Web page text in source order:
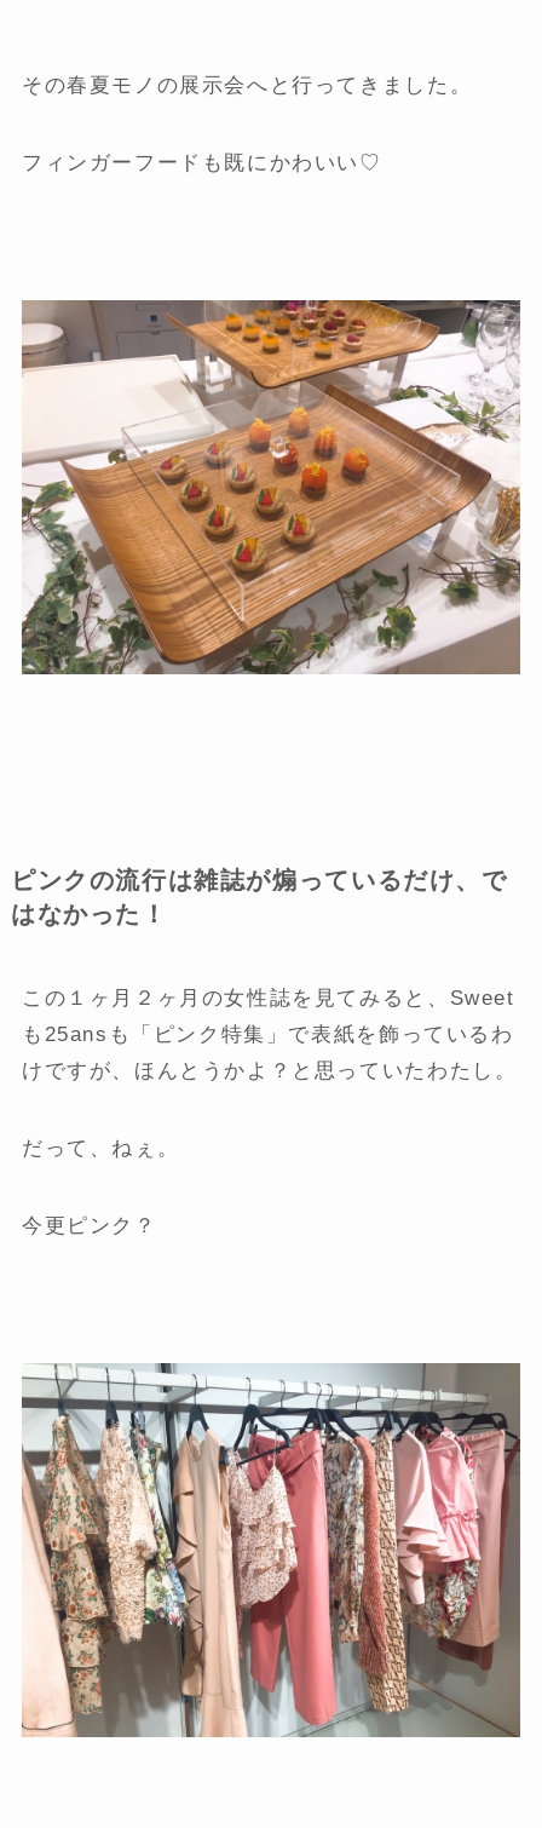
その春夏モノの展示会へと行ってきました。
フィンガーフードも既にかわいい♡
ピンクの流行は雑誌が煽っているだけ、で
はなかった！
この１ヶ月２ヶ月の女性誌を見てみると、Sweet
も25ansも「ピンク特集」で表紙を飾っているわ
けですが、ほんとうかよ？と思っていたわたし。
だって、ねぇ。
今更ピンク？